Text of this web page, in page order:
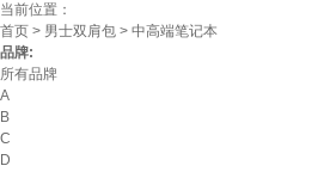
当前位置：
首页 > 男士双肩包 > 中高端笔记本
品牌:
所有品牌
A
B
C
D